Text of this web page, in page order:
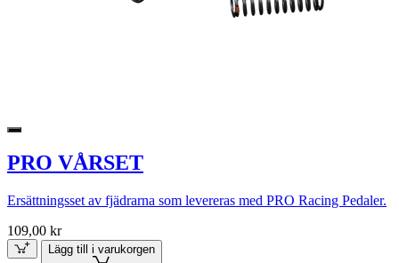
PRO VÅRSET
Ersättningsset av fjädrarna som levereras med PRO Racing Pedaler.
109,00 kr
Lägg till i varukorgen